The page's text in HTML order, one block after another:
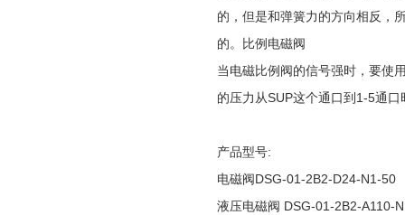
的，但是和弹簧力的方向相反，
的。比例电磁阀
当电磁比例阀的信号强时，要使
的压力从SUP这个通口到1-5通
产品型号:
电磁阀DSG-01-2B2-D24-N1-50
液压电磁阀 DSG-01-2B2-A110-